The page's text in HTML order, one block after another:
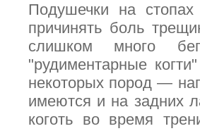
Подушечки на
причинять боль
слишком много
"рудиментарные
некоторых пород —
имеются и на задних
коготь во время